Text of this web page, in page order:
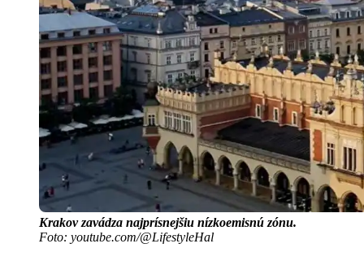
Krakov zavádza najprísnejšiu nízkoemisnú zónu.
Foto: youtube.com/@LifestyleHal